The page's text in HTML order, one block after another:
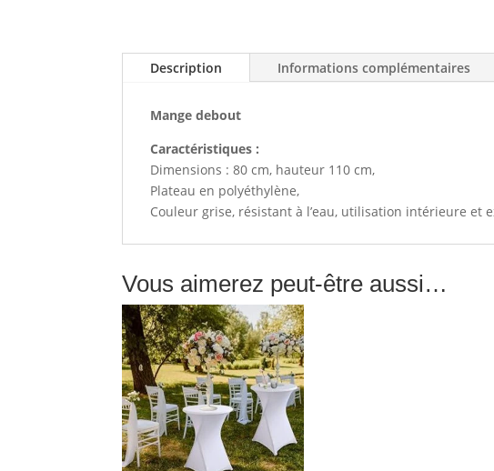
Description Informations complémentaires
Mange debout
Caractéristiques :
Dimensions : 80 cm, hauteur 110 cm,
Plateau en polyéthylène,
Couleur grise, résistant à l’eau, utilisation intérieure et
Vous aimerez peut-être aussi…